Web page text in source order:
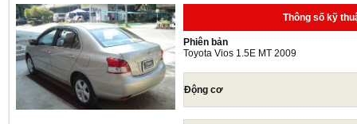
Thông số kỹ
Phiên bản
Toyota Vios 1.5E MT 2009
Động cơ